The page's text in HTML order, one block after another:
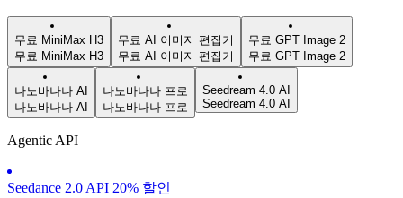
무료 MiniMax H3
무료 MiniMax H3
무료 AI 이미지 편집기
무료 AI 이미지 편집기
무료 GPT Image 2
무료 GPT Image 2
나노바나나 AI
나노바나나 AI
나노바나나 프로
나노바나나 프로
Seedream 4.0 AI
Seedream 4.0 AI
Agentic API
Seedance 2.0 API 20% 할인